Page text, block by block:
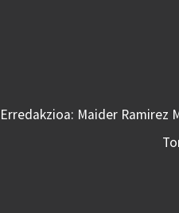
Erredakzioa: Maider Ramirez